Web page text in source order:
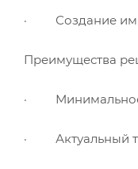
· Создание
Преимущества
· Минимальное
· Актуальный